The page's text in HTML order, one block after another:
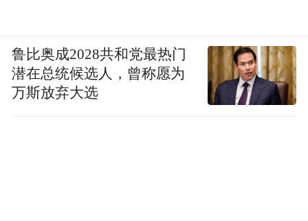
鲁比奥成2028共和党最热门
潜在总统候选人，曾称愿为
万斯放弃大选